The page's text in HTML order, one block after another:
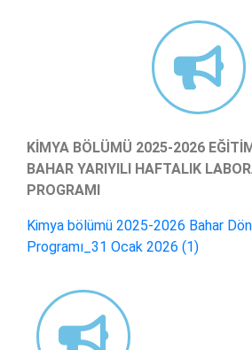
KİMYA BÖLÜMÜ 2025-2026
BAHAR YARIYILI HAFTALIK
PROGRAMI
Kimya bölümü 2025-2026 Bahar
Programı_31 Ocak 2026 (1)